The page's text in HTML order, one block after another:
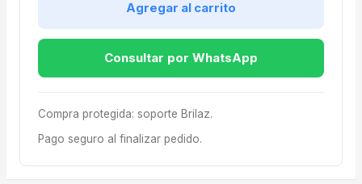
Agregar al carrito
Consultar por WhatsApp
Compra protegida: soporte Brilaz.
Pago seguro al finalizar pedido.